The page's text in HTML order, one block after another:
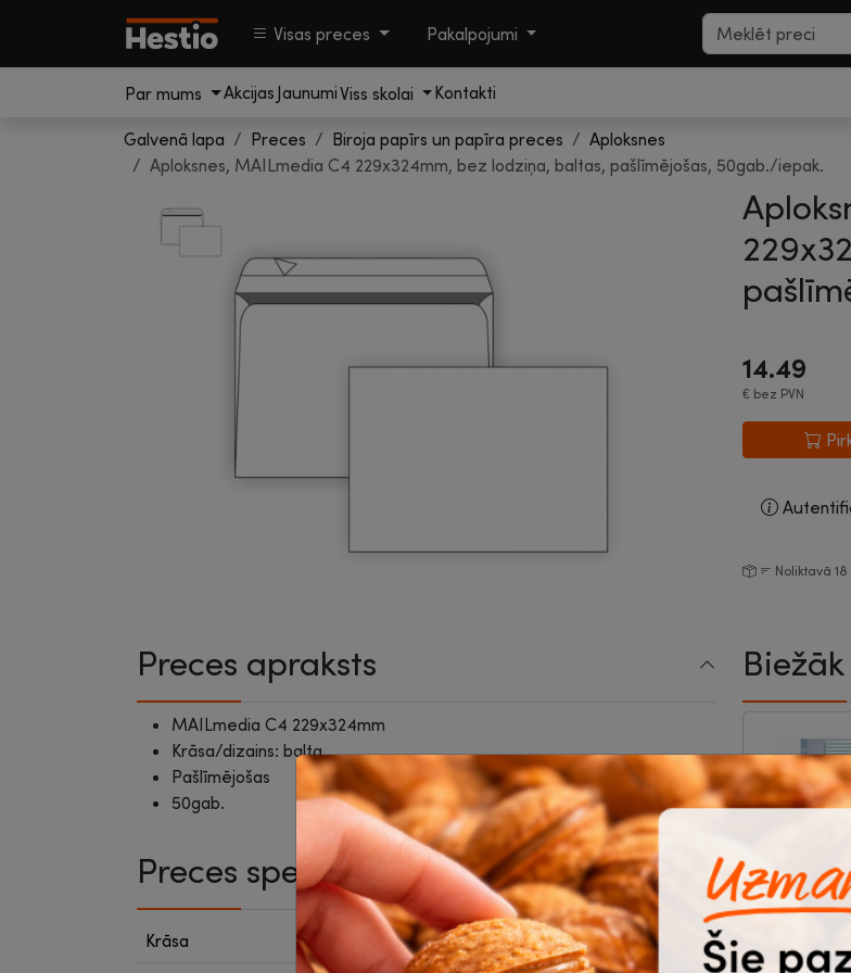
Visas preces Pakalpojumi
Par mums Akcijas JaunumiViss skolai Kontakti
Galvenā lapa Preces Biroja papīrs un papīra preces
Aploksnes
Aploksnes, MAILmedia C4 229x324mm, bez lodziņa, baltas, pašlīmējošas, 50gab./iepak.
14.49
€ bez PVN
Noliktavā 18 |
Preces apraksts
MAILmedia C4 229x324mm
Krāsa/dizains: balta
Pašlīmējošas
50gab.
Preces specifikācija
Krāsa Balta
Dokumentu